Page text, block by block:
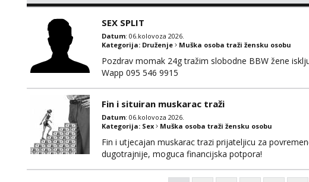
SEX SPLIT
Datum: 06.kolovoza 2026.
Kategorija: Druženje Muška osoba traži žensku osobu
Pozdrav momak 24g tražim slobodne BBW žene
Wapp 095 546 9915
Fin i situiran muskarac traži
Datum: 06.kolovoza 2026.
Kategorija: Sex Muška osoba traži žensku osobu
Fin i utjecajan muskarac trazi prijateljicu za
dugotrajnije, moguca financijska potpora!